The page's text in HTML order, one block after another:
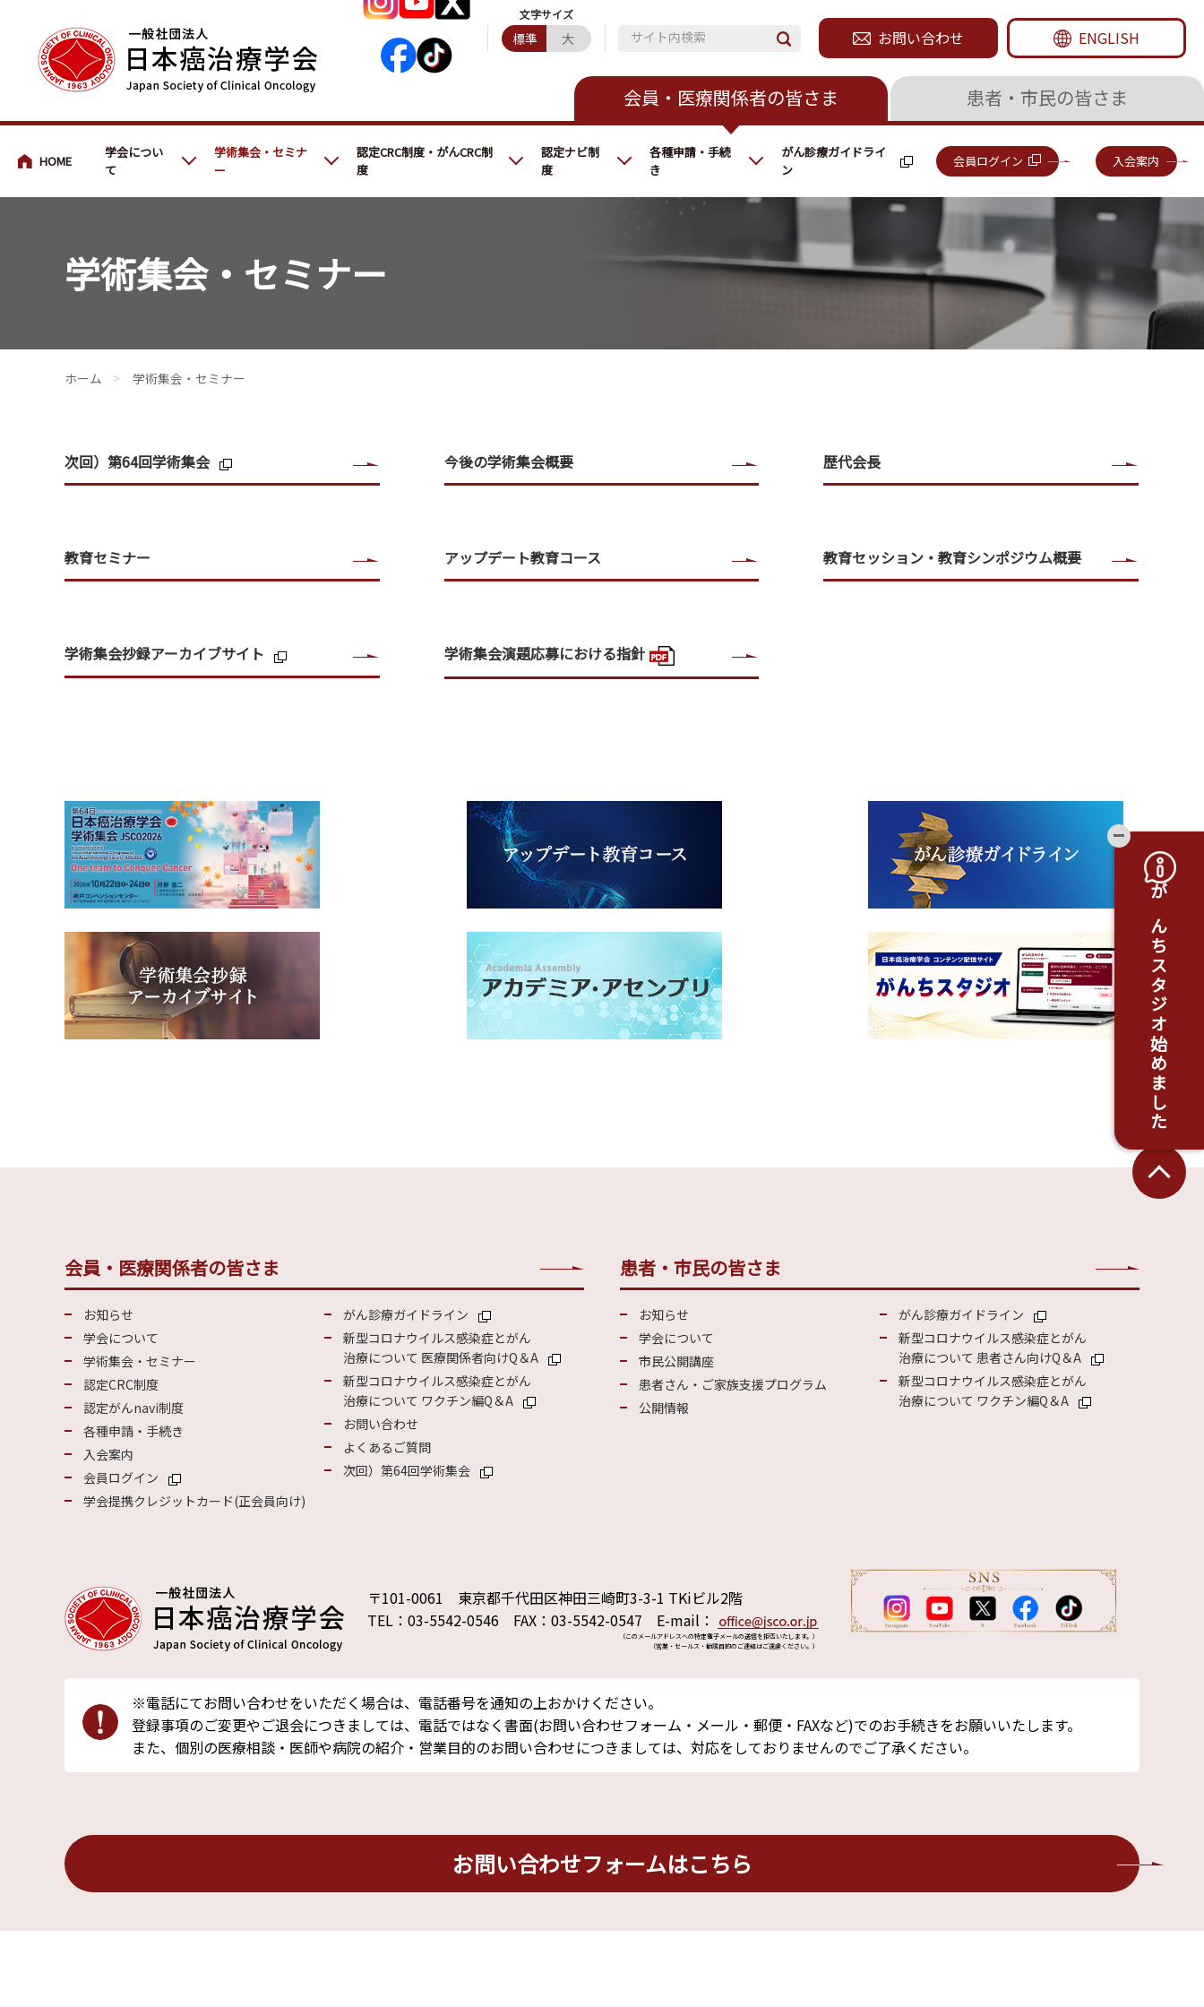
お問い合わせ ENGLISH
サイト内検索
標準 大
会員・医療関係者の皆さま 患者・市民の皆さま
会員ログイン 入会案内
会員・医療関係の皆さまへ
学会につい
て
学術集会・セミナ
ー
認定CRC制度・がんCRC制
度
認定ナビ制
度
各種申請・手続
き
がん診療ガイドライ
ン
学術集会・セミナー
会員・医療関係の皆さまへ
> 学術集会・セミナー
次回）第64回学術集会 今後の学術集会概要 歴代会長
教育セミナー アップデート教育コース 教育セッション・教育シンポジウム概要
学術集会抄録アーカイブサイト 学術集会演題応募における指針
会員・医療関係者の皆さま
お知らせ
学会について
学術集会・セミナー
認定CRC制度
認定がんnavi制度
各種申請・手続き
入会案内
会員ログイン
学会提携クレジットカード(正会員向け)
がん診療ガイドライン
新型コロナウイルス感染症とがん
治療について 医療関係者向けQ＆A
新型コロナウイルス感染症とがん
治療について ワクチン編Q＆A
お問い合わせ
よくあるご質問
次回）第64回学術集会
患者・市民の皆さま
お知らせ
学会について
市民公開講座
患者さん・ご家族支援プログラム
公開情報
がん診療ガイドライン
新型コロナウイルス感染症とがん
治療について 患者さん向けQ＆A
新型コロナウイルス感染症とがん
治療について ワクチン編Q＆A
〒101-0061 東京都千代田区神田三崎町3-3-1 TKiビル2階
TEL：03-5542-0546 FAX：03-5542-0547 E-mail：
（このメールアドレスへの特定電子メールの送信を拒否いたします。）
（営業・セールス・勧誘目的のご連絡はご遠慮ください。）
※電話にてお問い合わせをいただく場合は、電話番号を通知の上おかけください。
登録事項のご変更やご退会につきましては、電話ではなく書面(お問い合わせフォーム・メール・郵便・FAXなど)でのお手続きをお願いいたします。
また、個別の医療相談・医師や病院の紹介・営業目的のお問い合わせにつきましては、対応をしておりませんのでご了承ください。
お問い合わせフォームはこちら
開閉ボタン
がんちスタジオ始めました